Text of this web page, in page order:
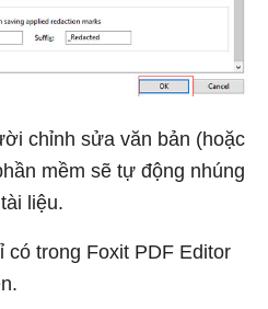
chỉnh sửa văn bản (hoặc
mềm sẽ tự động nhúng
liệu.
có trong Foxit PDF Editor